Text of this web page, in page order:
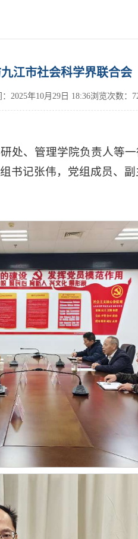
江市社会科学界联合会
2025年10月29日 18:36浏览次数：
处、管理学院负责人等
书记张伟，党组成员、